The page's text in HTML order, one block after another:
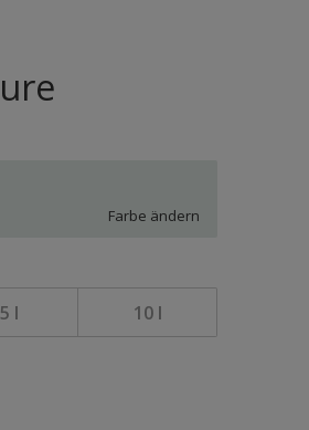
Farbe ändern
5 l 10 l